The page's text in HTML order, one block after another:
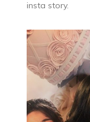
insta story.